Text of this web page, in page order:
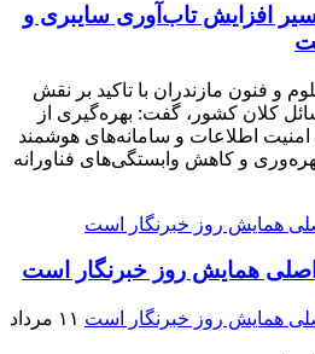
افزایش تاب‌آوری سایبری و
و فنون مازندران با تاکید بر نقش
کلان کشور، گفت: بهره‌گیری از
اطلاعات و سامانه‌های هوشمند
و کاهش وابستگی‌های فناورانه
همایش روز خبرنگار است
۱۱ مرداد